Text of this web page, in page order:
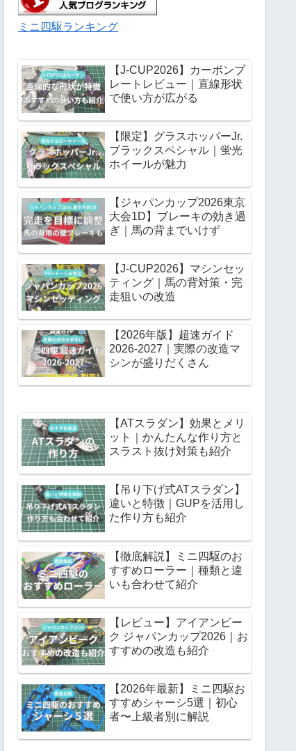
ミニ四駆ランキング
【J-CUP2026】カーボンプ
レートレビュー｜直線形状
で使い方が広がる
【限定】グラスホッパーJr.
ブラックスペシャル｜蛍光
ホイールが魅力
【ジャパンカップ2026東京
大会1D】ブレーキの効き過
ぎ｜馬の背までいけず
【J-CUP2026】マシンセッ
ティング｜馬の背対策・完
走狙いの改造
【2026年版】超速ガイド
2026-2027｜実際の改造マ
シンが盛りだくさん
【ATスラダン】効果とメリ
ット｜かんたんな作り方と
スラスト抜け対策も紹介
【吊り下げ式ATスラダン】
違いと特徴｜GUPを活用し
た作り方も紹介
【徹底解説】ミニ四駆のお
すすめローラー｜種類と違
いも合わせて紹介
【レビュー】アイアンビー
ク ジャパンカップ2026｜お
すすめの改造も紹介
【2026年最新】ミニ四駆お
すすめシャーシ5選｜初心
者〜上級者別に解説